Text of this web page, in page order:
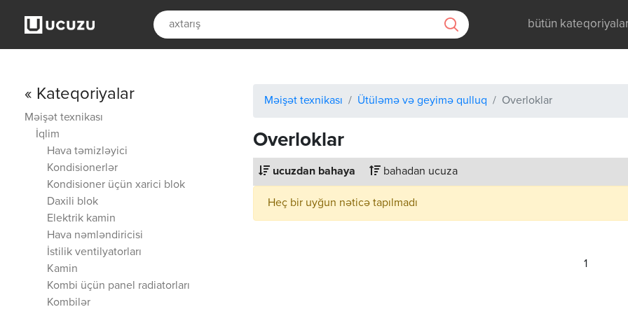
bütün
« Kateqoriyalar
Məişət texnikası
İqlim
Hava təmizləyici
Kondisionerlər
Kondisioner üçün xarici blok
Daxili blok
Elektrik kamin
Hava nəmləndiricisi
İstilik ventilyatorları
Kamin
Kombi üçün panel radiatorları
Kombilər
Məişət texnikası Ütüləmə və geyimə qulluq Overloklar
Overloklar
ucuzdan bahaya bahadan ucuza
Heç bir uyğun nəticə tapılmadı
1